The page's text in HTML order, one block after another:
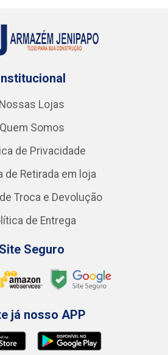
Nossas Lojas
Quem Somos
de Privacidade
de Retirada em loja
Troca e Devolução
de Entrega
Site Seguro
já nosso APP